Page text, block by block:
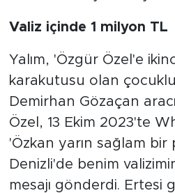
Valiz içinde 1 milyon TL
Yalım, 'Özgür Özel'e
karakutusu olan
Demirhan Gözaçan
Özel, 13 Ekim 2023'te
'Özkan yarın sağlam bir
Denizli'de benim
mesajı gönderdi. Ertesi